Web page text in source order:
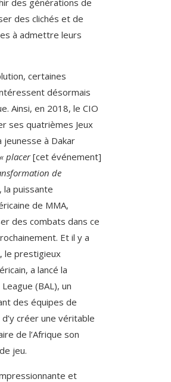
des clichés et de
à admettre leurs
certaines
désormais
Ainsi, en 2018, le CIO
ses quatrièmes Jeux
jeunesse à Dakar
« placer[cet événement]
de
la puissante
de MMA,
des combats dans ce
Et il y a
le prestigieux
a lancé la
(BAL), un
des équipes de
créer une véritable
de l’Afrique son
jeu.
et